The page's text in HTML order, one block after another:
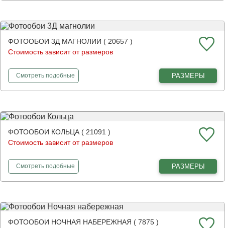
ФОТООБОИ 3Д МАГНОЛИИ ( 20657 )
Стоимость зависит от размеров
Смотретьфотообои
подобные РАЗМЕРЫ
ФОТООБОИ КОЛЬЦА ( 21091 )
Стоимость зависит от размеров
Смотретьфотообои
подобные РАЗМЕРЫ
ФОТООБОИ НОЧНАЯ НАБЕРЕЖНАЯ ( 7875 )